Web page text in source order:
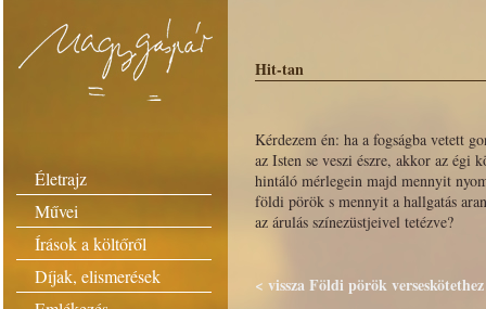
Életrajz
Művei
Írások a költőről
Díjak, elismerések
Hit-tan
Kérdezem én: ha a fogságba vetett
az Isten se veszi észre, akkor az égi
hintáló mérlegein majd mennyit
földi pörök s mennyit a hallgatás
az árulás színezüstjeivel tetézve?
< vissza Földi pörök verseskötethez